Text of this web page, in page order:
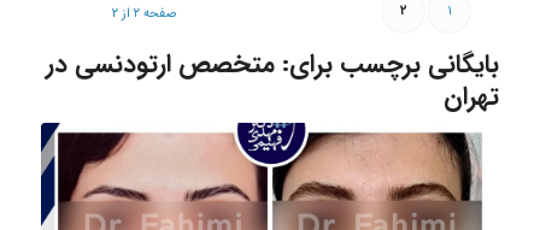
صفحه ۲ از ۲ ۱ ۲
بایگانی برچسب برای: متخصص ارتودنسی در
تهران